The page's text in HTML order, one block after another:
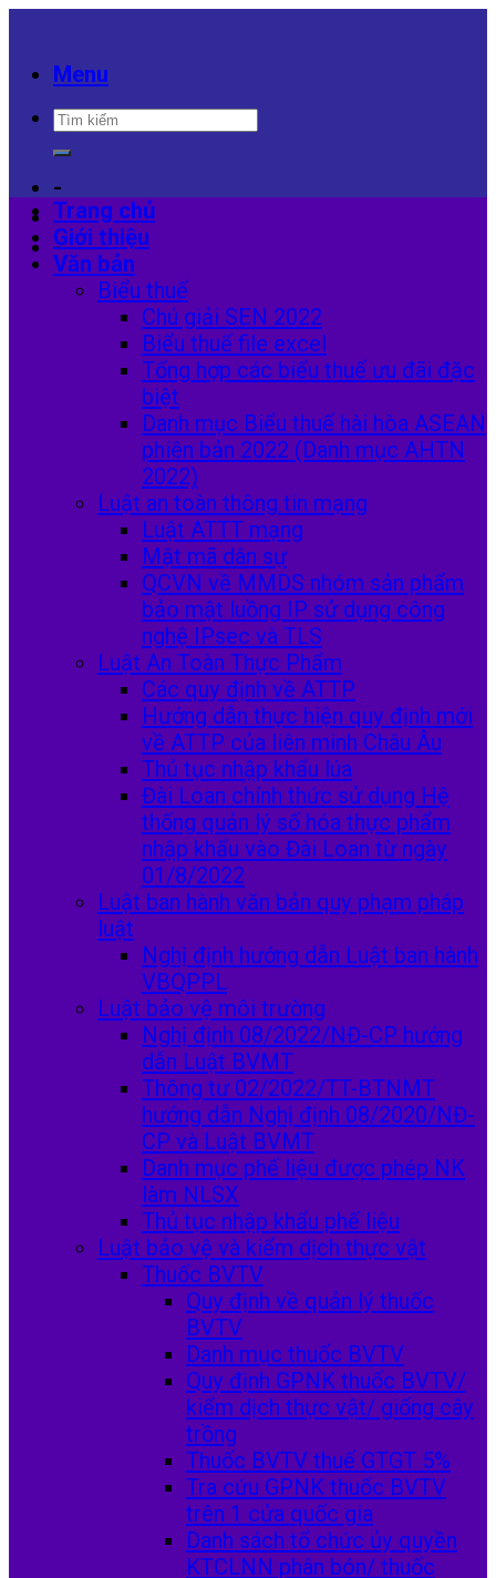
contentMenu
-
-
Trang chủ
Giới thiệu
Văn bản
Biểu thuế
Chú giải SEN 2022
Biểu thuế file excel
Tổng hợp các biểu thuế ưu đãi đặc
biệt
Danh mục Biểu thuế hài hòa ASEAN
phiên bản 2022 (Danh mục AHTN
2022)
Luật an toàn thông tin mạng
Luật ATTT mạng
Mật mã dân sự
QCVN về MMDS nhóm sản phẩm
bảo mật luồng IP sử dụng công
nghệ IPsec và TLS
Luật An Toàn Thực Phẩm
Các quy định về ATTP
Hướng dẫn thực hiện quy định mới
về ATTP của liên minh Châu Âu
Thủ tục nhập khẩu lúa
Đài Loan chính thức sử dụng Hệ
thống quản lý số hóa thực phẩm
nhập khẩu vào Đài Loan từ ngày
01/8/2022
Luật ban hành văn bản quy phạm pháp
luật
Nghị định hướng dẫn Luật ban hành
VBQPPL
Luật bảo vệ môi trường
Nghị định 08/2022/NĐ-CP hướng
dẫn Luật BVMT
Thông tư 02/2022/TT-BTNMT
hướng dẫn Nghị định 08/2020/NĐ-
CP và Luật BVMT
Danh mục phế liệu được phép NK
làm NLSX
Thủ tục nhập khẩu phế liệu
Luật bảo vệ và kiểm dịch thực vật
Thuốc BVTV
Quy định về quản lý thuốc
BVTV
Danh mục thuốc BVTV
Quy định GPNK thuốc BVTV/
kiểm dịch thực vật/ giống cây
trồng
Thuốc BVTV thuế GTGT 5%
Tra cứu GPNK thuốc BVTV
trên 1 cửa quốc gia
Danh sách tổ chức ủy quyền
KTCLNN phân bón/ thuốc